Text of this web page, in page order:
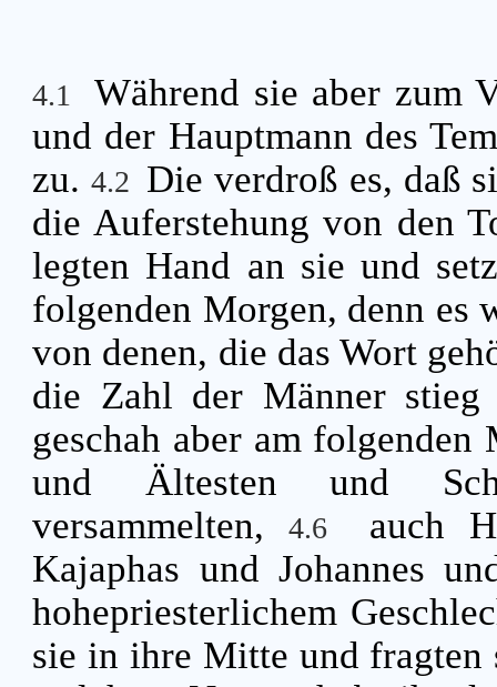
4.1
Während sie aber zum
und der Hauptmann des
zu.4.2 Die verdroß es, daß
die Auferstehung von den
legten Hand an sie und
folgenden Morgen, denn es
von denen, die das Wort
die Zahl der Männer
geschah aber am
und Ältesten und
versammelten,
4.6
auch
Kajaphas und Johannes
hohepriesterlichem
sie in ihre Mitte und